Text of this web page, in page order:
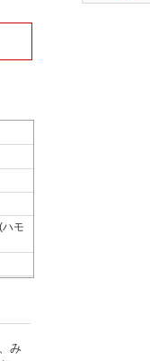
ハモ
み